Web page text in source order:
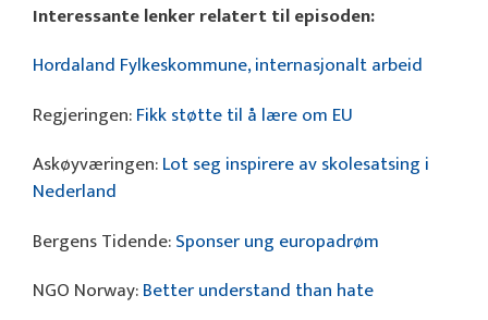
Interessante lenker relatert til episoden:
Hordaland Fylkeskommune, internasjonalt arbeid
Regjeringen:Fikk støtte til å lære om EU
Askøyværingen:Lot seg inspirere av skolesatsing i
Nederland
Bergens Tidende:Sponser ung europadrøm
NGO Norway:Better understand than hate